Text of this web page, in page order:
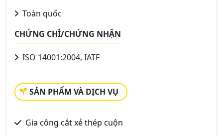
Toàn quốc
CHỨNG CHỈ/CHỨNG NHẬN
ISO 14001:2004, IATF
SẢN PHẨM VÀ DỊCH VỤ
Gia công cắt xẻ thép cuộn